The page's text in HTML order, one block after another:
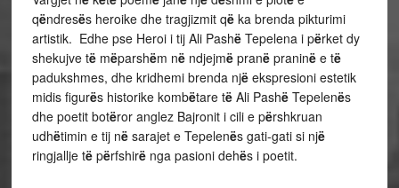
qëndresës heroike dhe tragjizmit qëka brenda pikturimi
artistik. Edhe pse Heroi i tij Ali PashëTepelena i përket dy
shekujve tëmëparshëm nëndjejmëpranëpraninëe të
padukshmes, dhe kridhemi brenda njëekspresioni estetik
midis figurës historike kombëtare tëAli PashëTepelenës
dhe poetit botëror anglez Bajronit i cili e përshkruan
udhëtimin e tij nësarajet e Tepelenës gati-gati si një
ringjallje tëpërfshirënga pasioni dehës i poetit.